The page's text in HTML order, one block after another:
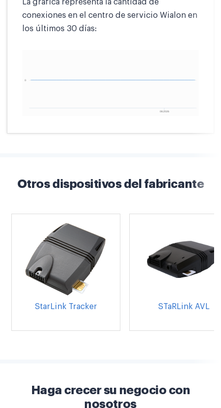
La gráfica representa la cantidad de
conexiones en el centro de servicio Wialon en
los últimos 30 días:
Otros dispositivos del fabricante
StarLink Tracker STaRLink AVL
Haga crecer su negocio con
nosotros